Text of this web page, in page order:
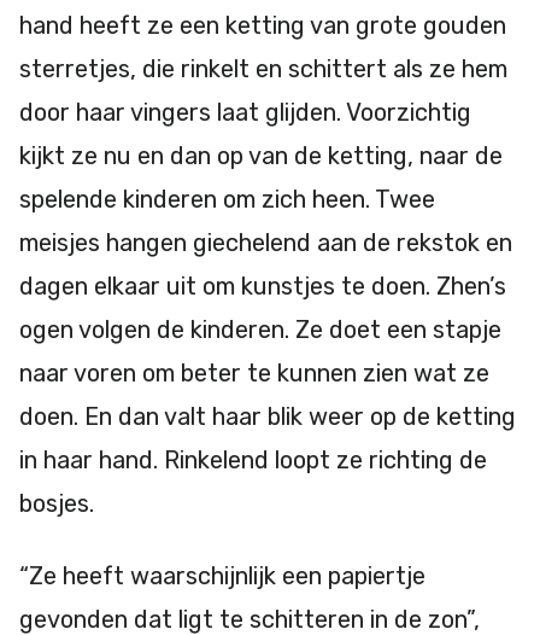
hand heeft ze een ketting van grote gouden
sterretjes, die rinkelt en schittert als ze hem
door haar vingers laat glijden. Voorzichtig
kijkt ze nu en dan op van de ketting, naar de
spelende kinderen om zich heen. Twee
meisjes hangen giechelend aan de rekstok en
dagen elkaar uit om kunstjes te doen. Zhen’s
ogen volgen de kinderen. Ze doet een stapje
naar voren om beter te kunnen zien wat ze
doen. En dan valt haar blik weer op de ketting
in haar hand. Rinkelend loopt ze richting de
bosjes.
“Ze heeft waarschijnlijk een papiertje
gevonden dat ligt te schitteren in de zon”,